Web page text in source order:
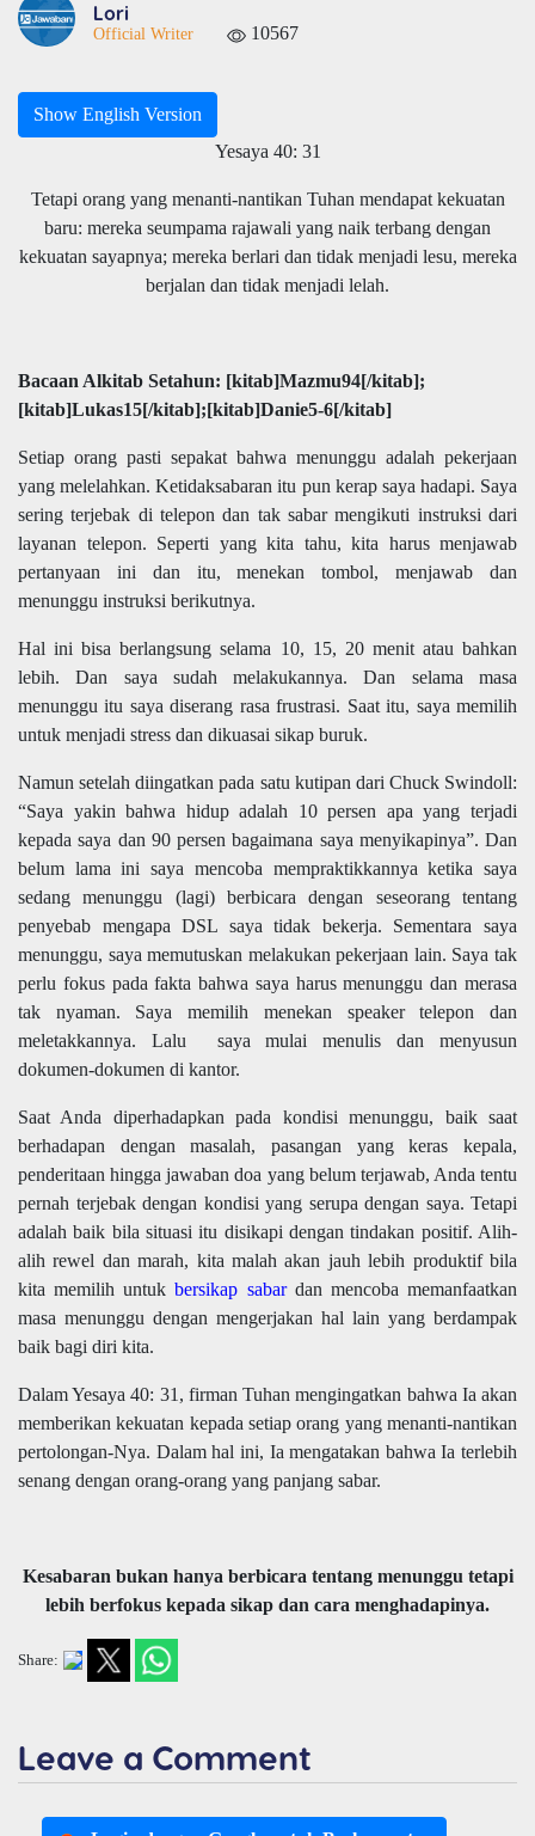
Lori
Official Writer 10567
Show English Version
Yesaya 40: 31
Tetapi orang yang menanti-nantikan Tuhan mendapat kekuatan
baru: mereka seumpama rajawali yang naik terbang dengan
kekuatan sayapnya; mereka berlari dan tidak menjadi lesu, mereka
berjalan dan tidak menjadi lelah.
Bacaan Alkitab Setahun: [kitab]Mazmu94[/kitab];
[kitab]Lukas15[/kitab];[kitab]Danie5-6[/kitab]
Setiap orang pasti sepakat bahwa menunggu adalah pekerjaan
yang melelahkan. Ketidaksabaran itu pun kerap saya hadapi. Saya
sering terjebak di telepon dan tak sabar mengikuti instruksi dari
layanan telepon. Seperti yang kita tahu, kita harus menjawab
pertanyaan ini dan itu, menekan tombol, menjawab dan
menunggu instruksi berikutnya.
Hal ini bisa berlangsung selama 10, 15, 20 menit atau bahkan
lebih. Dan saya sudah melakukannya. Dan selama masa
menunggu itu saya diserang rasa frustrasi. Saat itu, saya memilih
untuk menjadi stress dan dikuasai sikap buruk.
Namun setelah diingatkan pada satu kutipan dari Chuck Swindoll:
“Saya yakin bahwa hidup adalah 10 persen apa yang terjadi
kepada saya dan 90 persen bagaimana saya menyikapinya”. Dan
belum lama ini saya mencoba mempraktikkannya ketika saya
sedang menunggu (lagi) berbicara dengan seseorang tentang
penyebab mengapa DSL saya tidak bekerja. Sementara saya
menunggu, sayamemutuskan melakukan pekerjaan lain. Saya tak
perlu fokus pada fakta bahwa saya harus menunggu dan merasa
tak nyaman. Saya memilih menekan speaker telepon dan
meletakkannya. Lalu
saya mulai menulis dan menyusun
dokumen-dokumen di kantor.
Saat Anda diperhadapkan pada kondisi menunggu, baik saat
berhadapan dengan masalah, pasangan yang keras kepala,
penderitaan hingga jawaban doa yang belum terjawab, Anda tentu
pernah terjebak dengan kondisi yang serupa dengan saya. Tetapi
adalah baik bila situasi itu disikapi dengan tindakan positif. Alih-
alih rewel dan marah, kita malah akan jauh lebih produktif bila
kita memilih untukbersikap sabardan mencoba memanfaatkan
masa menunggu dengan mengerjakan hal lain yang berdampak
baik bagi diri kita.
Dalam Yesaya 40: 31, firman Tuhan mengingatkan bahwa Ia akan
memberikan kekuatan kepada setiap orang yang menanti-nantikan
pertolongan-Nya. Dalam hal ini, Ia mengatakan bahwa Ia terlebih
senang dengan orang-orang yang panjang sabar.
Kesabaran bukan hanya berbicara tentang menunggu tetapi
lebih berfokus kepada sikap dan cara menghadapinya.
Share:
Leave a Comment